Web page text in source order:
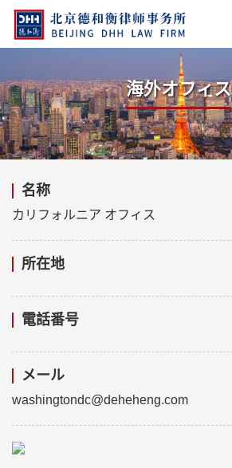
海外オフィス
名称
カリフォルニア オフィス
所在地
電話番号
メール
washingtondc@deheheng.com